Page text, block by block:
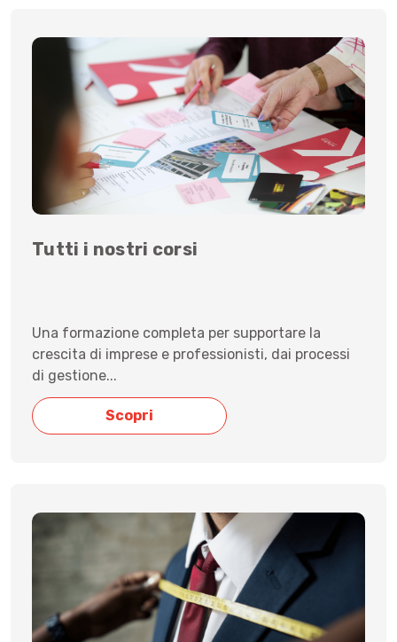
Tutti i nostri corsi
Una formazione completa per supportare la
crescita di imprese e professionisti, dai processi
di gestione...
Scopri